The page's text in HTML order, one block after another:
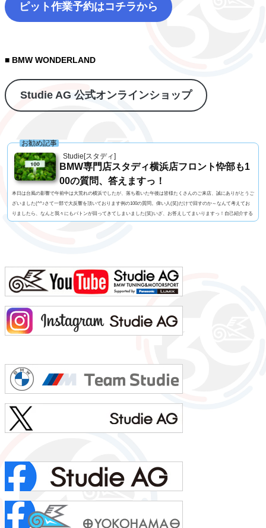
ピット作業予約はコチラから
■ BMW WONDERLAND
Studie AG 公式オンラインショップ
Studie[スタディ]
お勧め記事
BMW専門店スタディ横浜店フロント忰部も1
00の質問、答えますっ！
本日は台風の影響で午前中は大荒れの横浜でしたが、落ち着いた午後は皆様たくさんのご来店、誠にありがとうご
ざいました(^^♪さて一部で大反響を頂いております例の100の質問。偉い人(笑)だけで回すのか～なんて考えてお
りましたら、なんと我々にもバトンが回ってきてしまいました(笑)いざ、お答えしてまいりますっ！自己紹介する